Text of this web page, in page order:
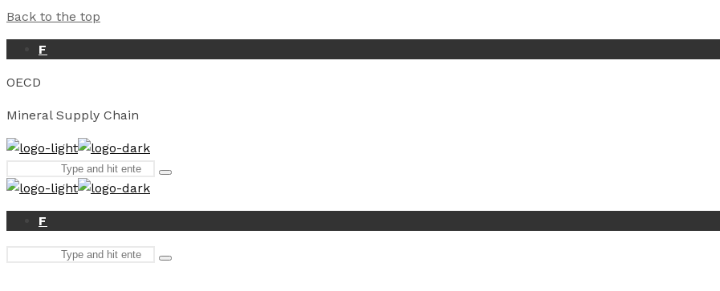
Back to the top
F
OECD
Mineral Supply Chain
for:
Type
enter
F
Type